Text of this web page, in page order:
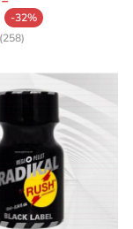
-32%
(258)